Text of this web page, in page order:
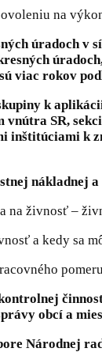
na
úradoch v
viac rokov
k
SR,
k
nákladnej
na živnosť –
a kedy sa
obcí a
Národnej